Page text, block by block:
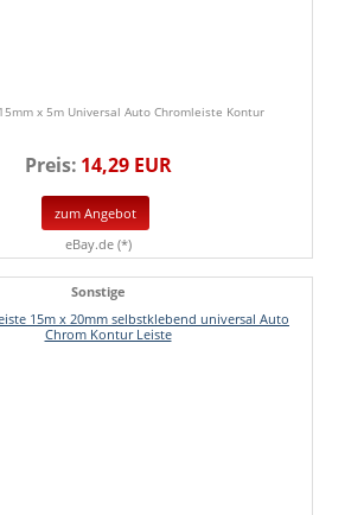
x 5m Universal Auto Chromleiste Kontur
Preis: 14,29 EUR
zum Angebot
eBay.de (*)
Sonstige